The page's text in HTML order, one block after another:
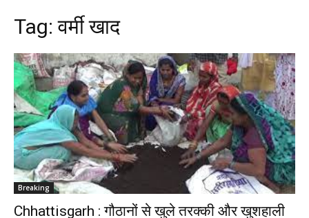
Tag:वर्मी खाद
Breaking
Chhattisgarh : गौठानों से खुले तरक्की और खुशहाली